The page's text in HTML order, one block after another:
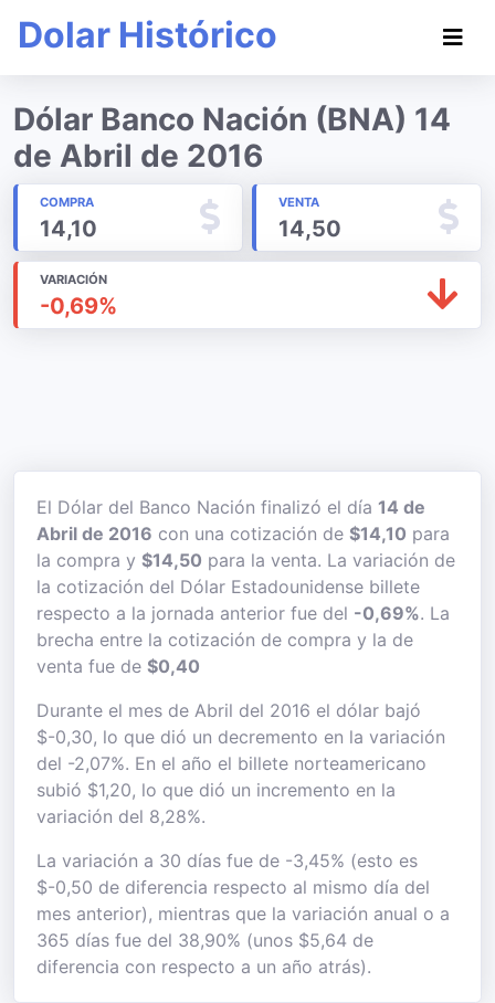
Dolar Histórico
Dólar Banco Nación (BNA) 14
de Abril de 2016
COMPRA
14,10
VENTA
14,50
VARIACIÓN
-0,69%
El Dólar del Banco Nación finalizó el día 14 de
Abril de 2016 con una cotización de $14,10 para
la compra y $14,50 para la venta. La variación de
la cotización del Dólar Estadounidense billete
respecto a la jornada anterior fue del -0,69%. La
brecha entre la cotización de compra y la de
venta fue de $0,40
Durante el mes de Abril del 2016 el dólar bajó
$-0,30, lo que dió un decremento en la variación
del -2,07%. En el año el billete norteamericano
subió $1,20, lo que dió un incremento en la
variación del 8,28%.
La variación a 30 días fue de -3,45% (esto es
$-0,50 de diferencia respecto al mismo día del
mes anterior), mientras que la variación anual o a
365 días fue del 38,90% (unos $5,64 de
diferencia con respecto a un año atrás).